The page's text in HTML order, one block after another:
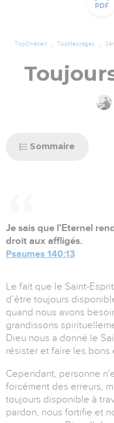
TopChrétien TopMessages
Sommaire
Je sais que l'Eternel
droit aux affligés.
Psaumes 140:13
Le fait que le Saint-
d’être toujours
quand nous avons
grandissons
Dieu nous a donné le
résister et faire les bons
Cependant, personne
forcément des erreurs,
toujours disponible à
pardon, nous fortifie et